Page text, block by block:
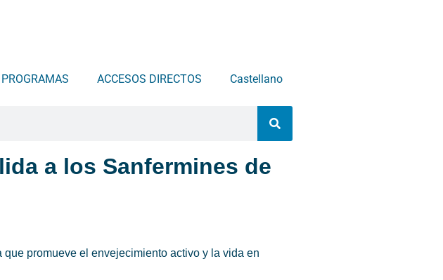
ACCESOS DIRECTOS Castellano
a los Sanfermines de
promueve el envejecimiento activo y la vida en